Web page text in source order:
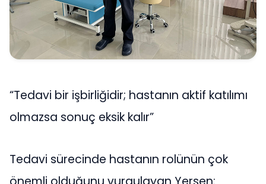
“Tedavi bir işbirliğidir; hastanın aktif katılımı
olmazsa sonuç eksik kalır”
Tedavi sürecinde hastanın rolünün çok